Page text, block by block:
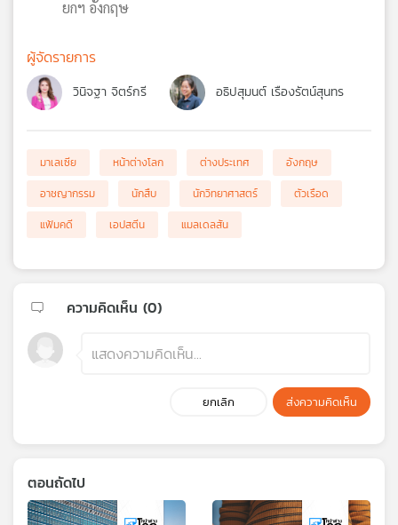
ยกฯ อังกฤษ
ผู้จัดรายการ
วินิจฐา จิตร์กรี อธิปสุมนต์ เรืองรัตน์สุนทร
มาเลเซีย หน้าต่างโลก ต่างประเทศ
อังกฤษ
อาชญากรรม
นักสืบ นักวิทยาศาสตร์
ตัวเรือด
แฟ้มคดี
เอปสตีน แมลเดลสัน
ความคิดเห็น (0)
ยกเลิก ส่งความคิดเห็น
ตอนถัดไป